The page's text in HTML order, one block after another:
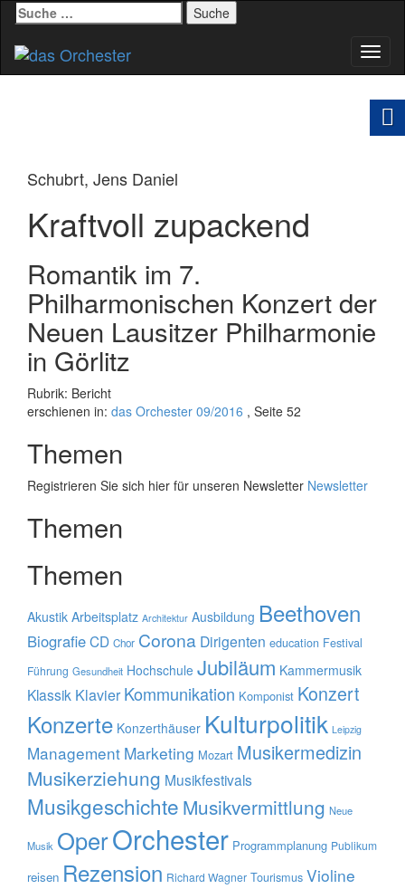
Suche
nach:
Schubrt, Jens Daniel
Kraftvoll zupackend
Romantik im 7.
Philharmonischen Konzert der
Neuen Lausitzer Philharmonie
in Görlitz
Rubrik: Bericht
erschienen in: das Orchester 09/2016 , Seite 52
Themen
Registrieren Sie sich hier für unseren Newsletter Newsletter
Themen
Themen
Akustik Arbeitsplatz Architektur Ausbildung Beethoven
BiografieCD Chor Corona Dirigenten education Festival
Führung Gesundheit Hochschule Jubiläum Kammermusik
Klassik Klavier Kommunikation Komponist Konzert
Konzerte Konzerthäuser Kulturpolitik Leipzig
Management Marketing Mozart Musikermedizin
Musikerziehung Musikfestivals
Musikgeschichte Musikvermittlung Neue
Musik OperOrchester Programmplanung Publikum
reisen Rezension Richard Wagner Tourismus Violine